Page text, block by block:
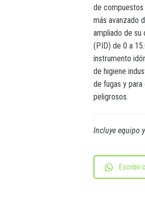
de compuestos
más avanzado
ampliado de
(PID) de 0 a
instrumento
de higiene
de fugas y
peligrosos.
Incluye equipo
Escribir